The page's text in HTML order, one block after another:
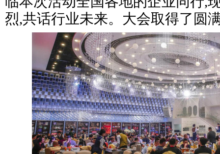
烈,共话行业未来。大会取得了圆